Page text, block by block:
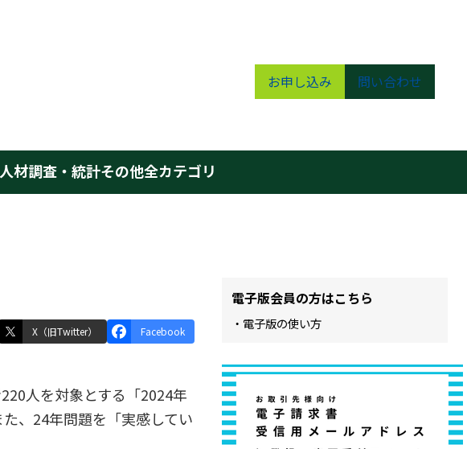
お申し込み 問い合わせ
人材調査・統計その他全カテゴリ
X（旧Twitter） Facebook
人を対象とする「2024年
、24年問題を「実感してい
電子版会員の方はこちら
・電子版の使い方